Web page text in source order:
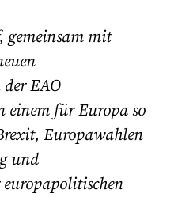
gemeinsam mit
EAO
einem für Europa so
Europawahlen
und